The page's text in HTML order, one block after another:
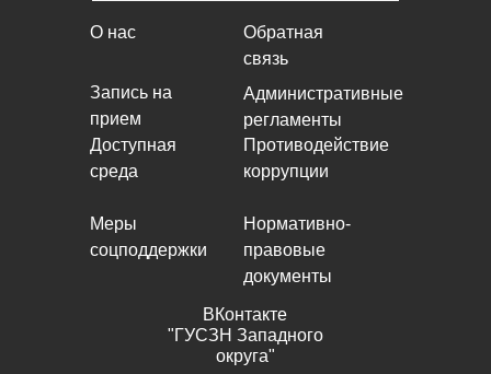
О нас
Противодействие
коррупции
Доступная
среда
Меры
соцподдержки
Обратная
связь
Административные
регламенты
Нормативно-
правовые
документы
Запись на
прием
ВКонтакте
"ГУСЗН Западного
округа"